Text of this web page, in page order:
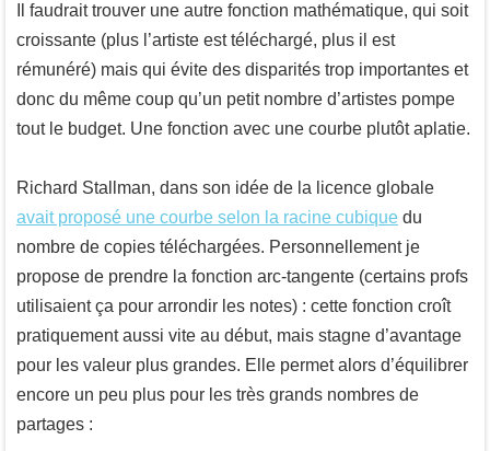
Il faudrait trouver une autre fonction mathématique, qui soit
croissante (plus l’artiste est téléchargé, plus il est
rémunéré) mais qui évite des disparités trop importantes et
donc du même coup qu’un petit nombre d’artistes pompe
tout le budget. Une fonction avec une courbe plutôt aplatie.
Richard Stallman, dans son idée de la licence globale
avait proposé une courbe selon la racine cubique du
nombre de copies téléchargées. Personnellement je
propose de prendre la fonction arc-tangente (certains profs
utilisaient ça pour arrondir les notes) : cette fonction croît
pratiquement aussi vite au début, mais stagne d’avantage
pour les valeur plus grandes. Elle permet alors d’équilibrer
encore un peu plus pour les très grands nombres de
partages :